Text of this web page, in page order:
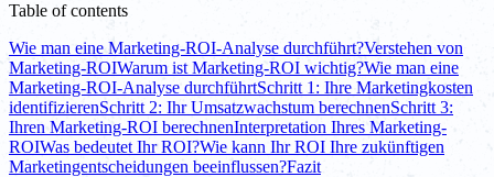
Table of contents
Wie man eine Marketing-ROI-Analyse durchführt?Verstehen von
Marketing-ROIWarum ist Marketing-ROI wichtig?Wie man eine
Marketing-ROI-Analyse durchführtSchritt 1: Ihre Marketingkosten
identifizierenSchritt 2: Ihr Umsatzwachstum berechnenSchritt 3:
Ihren Marketing-ROI berechnenInterpretation Ihres Marketing-
ROIWas bedeutet Ihr ROI?Wie kann Ihr ROI Ihre zukünftigen
Marketingentscheidungen beeinflussen?Fazit